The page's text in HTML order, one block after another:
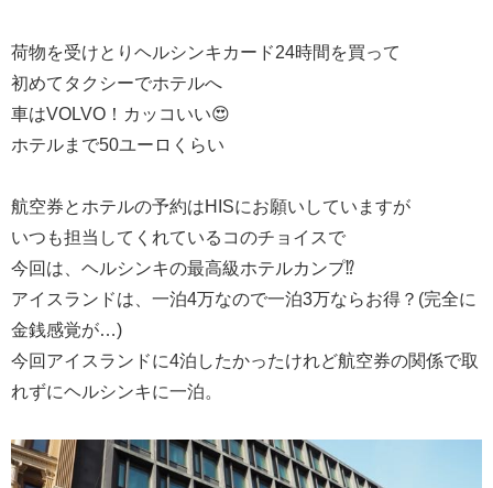
荷物を受けとりヘルシンキカード24時間を買って
初めてタクシーでホテルへ
車はVOLVO！カッコいい😍
ホテルまで50ユーロくらい
航空券とホテルの予約はHISにお願いしていますが
いつも担当してくれているコのチョイスで
今回は、ヘルシンキの最高級ホテルカンプ⁉️
アイスランドは、一泊4万なので一泊3万ならお得？(完全に
金銭感覚が…)
今回アイスランドに4泊したかったけれど航空券の関係で取
れずにヘルシンキに一泊。